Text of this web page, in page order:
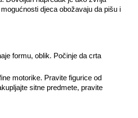
djeca obožavaju da pišu i
formu, oblik. Počinje da crta
motorike. Pravite figurice od
sitne predmete, pravite